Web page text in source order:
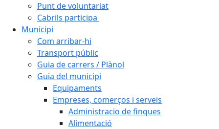
Punt de voluntariat
Cabrils participa
Municipi
Com arribar-hi
Transport públic
Guia de carrers / Plànol
Guia del municipi
Equipaments
Empreses, comerços i serveis
Administracio de finques
Alimentació